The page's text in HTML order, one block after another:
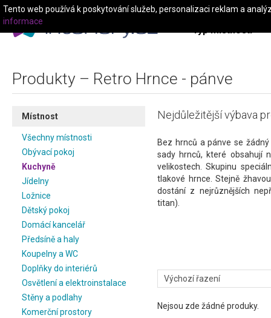
Typ místnosti
Produkty – Retro Hrnce - pánve
Místnost
Všechny místnosti
Obývací pokoj
Kuchyně
Jídelny
Ložnice
Dětský pokoj
Domácí kancelář
Předsíně a haly
Koupelny a WC
Doplňky do interiérů
Osvětlení a elektroinstalace
Stěny a podlahy
Komerční prostory
Nejdůležitější výbava
Bez hrnců a pánve se
sady hrnců, které obsahují
velikostech. Skupinu
tlakové hrnce. Stejně
dostání z nejrůznějších
titan).
Nejsou zde žádné produky.
Tento web používá k poskytování služeb, personalizaci reklam a
informace